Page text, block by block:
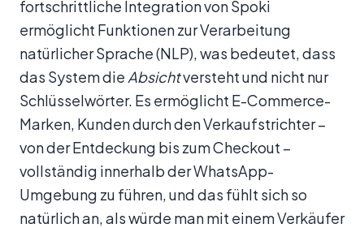
fortschrittliche Integration von Spoki
ermöglicht Funktionen zur Verarbeitung
natürlicher Sprache (NLP), was bedeutet, dass
das System die Absichtversteht und nicht nur
Schlüsselwörter. Es ermöglicht E-Commerce-
Marken, Kunden durch den Verkaufstrichter –
von der Entdeckung bis zum Checkout –
vollständig innerhalb der WhatsApp-
Umgebung zu führen, und das fühlt sich so
natürlich an, als würde man mit einem Verkäufer